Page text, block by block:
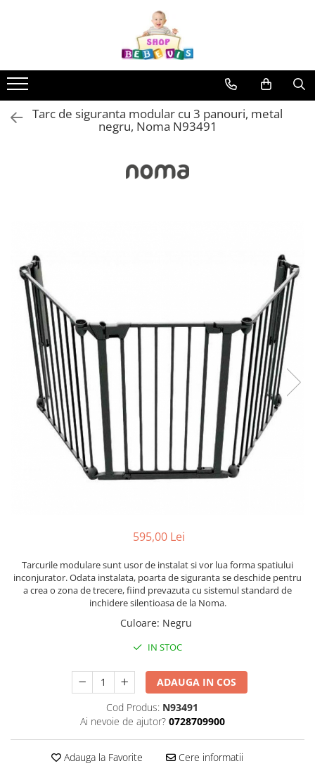
Carucioare copii
Carucioare copii sport
Carucioare copii 2in1
Accesorii carucioare copii
Adaptoare
Umbrele carucioare
Accesorii diverse carucioare
Landouri pentru bebelusi
Scaune auto copii
Camera copilului
Patuturi copii
Patuturi lemn pana la 120 x 60 cm
Patuturi lemn 140 x 70 cm
Patuturi lemn 160 x 80 cm
Patuturi pliabile si tarcuri de joaca
Saltele patut copii
Saltele de la 160 x 80 cm
Lenjerii patuturi
Baldachin patut
Perne copii si mamici
Comode copii
Bariere de protectie pat
Tarc de siguranta modular cu 3 panouri, metal
negru, Noma N93491
595,00 Lei
Tarcurile modulare sunt usor de instalat si vor lua forma spatiului
inconjurator. Odata instalata, poarta de siguranta se deschide pentru
a crea o zona de trecere, fiind prevazuta cu sistemul standard de
inchidere silentioasa de la Noma.
Culoare: Negru
IN STOC
ADAUGA IN COS
Cod Produs: N93491
Ai nevoie de ajutor? 0728709900
Adauga la Favorite Cere informatii